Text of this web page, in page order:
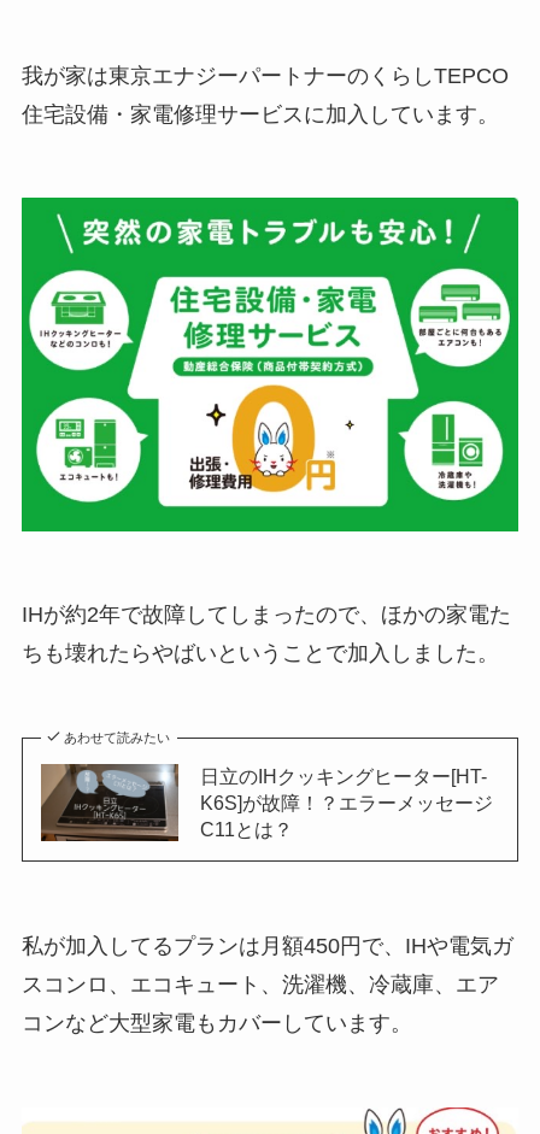
我が家は東京エナジーパートナーのくらしTEPCO
住宅設備・家電修理サービスに加入しています。
IHが約2年で故障してしまったので、ほかの家電た
ちも壊れたらやばいということで加入しました。
あわせて読みたい
日立のIHクッキングヒーター[HT-
K6S]が故障！？エラーメッセージ
C11とは？
私が加入してるプランは月額450円で、IHや電気ガ
スコンロ、エコキュート、洗濯機、冷蔵庫、エア
コンなど大型家電もカバーしています。